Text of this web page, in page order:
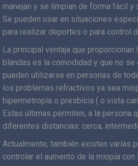
manejan y se limpian de forma fácil y
Se pueden usar en situaciones
para realizar deportes o para control
La principal ventaja que
blandas es la comodidad y que no se
pueden utilizarse en personas de
los problemas refractivos ya sea
hipermetropía o presbicia ( o vista
Estas últimas permiten, a la persona
diferentes distancias: cerca,
Actualmente, también existen varias
controlar el aumento de la miopía